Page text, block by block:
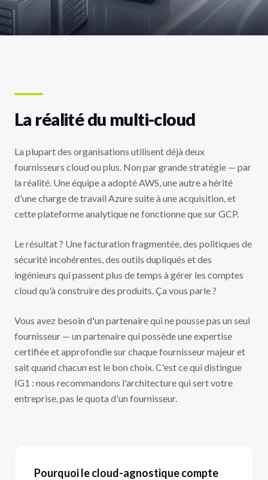
La réalité du multi-cloud
La plupart des organisations utilisent déjà deux
fournisseurs cloud ou plus. Non par grande stratégie — par
la réalité. Une équipe a adopté AWS, une autre a hérité
d'une charge de travail Azure suite à une acquisition, et
cette plateforme analytique ne fonctionne que sur GCP.
Le résultat ? Une facturation fragmentée, des politiques de
sécurité incohérentes, des outils dupliqués et des
ingénieurs qui passent plus de temps à gérer les comptes
cloud qu'à construire des produits. Ça vous parle ?
Vous avez besoin d'un partenaire qui ne pousse pas un seul
fournisseur — un partenaire qui possède une expertise
certifiée et approfondie sur chaque fournisseur majeur et
sait quand chacun est le bon choix. C'est ce qui distingue
IG1 : nous recommandons l'architecture qui sert votre
entreprise, pas le quota d'un fournisseur.
Pourquoi le cloud-agnostique compte